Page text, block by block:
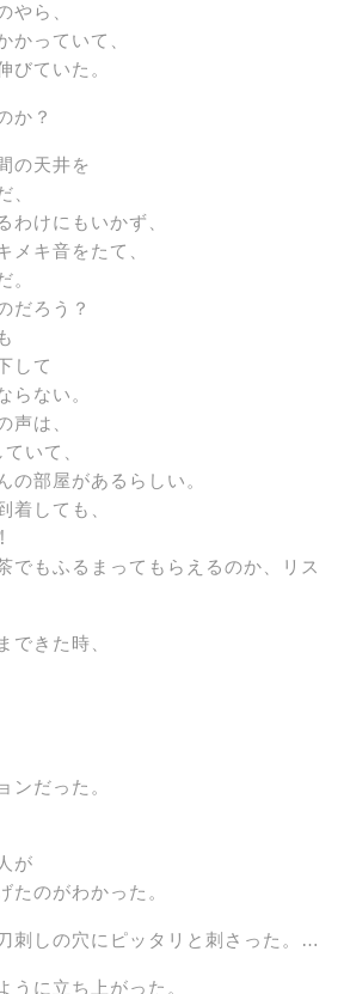
やら、
かっていて、
びていた。
か？
の天井を
、
わけにもいかず、
メキ音をたて、
。
だろう？
して
らない。
声は、
いて、
の部屋があるらしい。
着しても、
でもふるまってもらえるのか、リス
できた時、
ンだった。
が
たのがわかった。
刺しの穴にピッタリと刺さった。…
うに立ち上がった。